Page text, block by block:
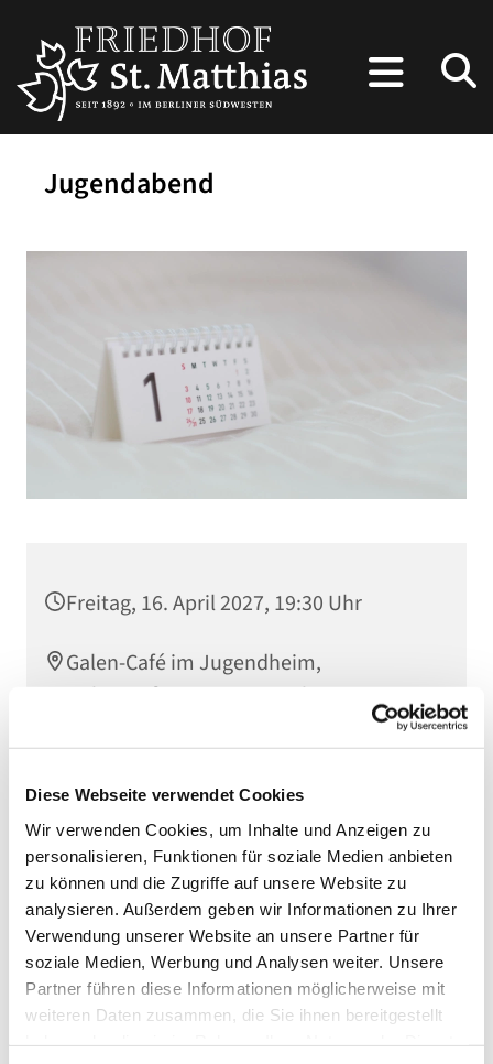
Diese Webseite verwendet Cookies
Wir verwenden Cookies, um Inhalte und Anzeigen zu
personalisieren, Funktionen für soziale Medien anbieten
zu können und die Zugriffe auf unsere Website zu
analysieren. Außerdem geben wir Informationen zu Ihrer
Verwendung unserer Website an unsere Partner für
soziale Medien, Werbung und Analysen weiter. Unsere
Partner führen diese Informationen möglicherweise mit
weiteren Daten zusammen, die Sie ihnen bereitgestellt
Jugendabend
Freitag, 16. April 2027, 19:30 Uhr
Galen-Café im Jugendheim,
Goltzstraße 29, 10781 Berlin